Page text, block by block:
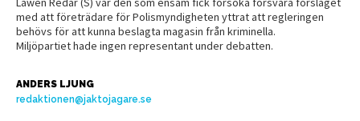
med att företrädare för Polismyndigheten yttrat att regleringen
behövs för att kunna beslagta magasin från kriminella.
Miljöpartiet hade ingen representant under debatten.
ANDERS LJUNG
redaktionen@jaktojagare.se